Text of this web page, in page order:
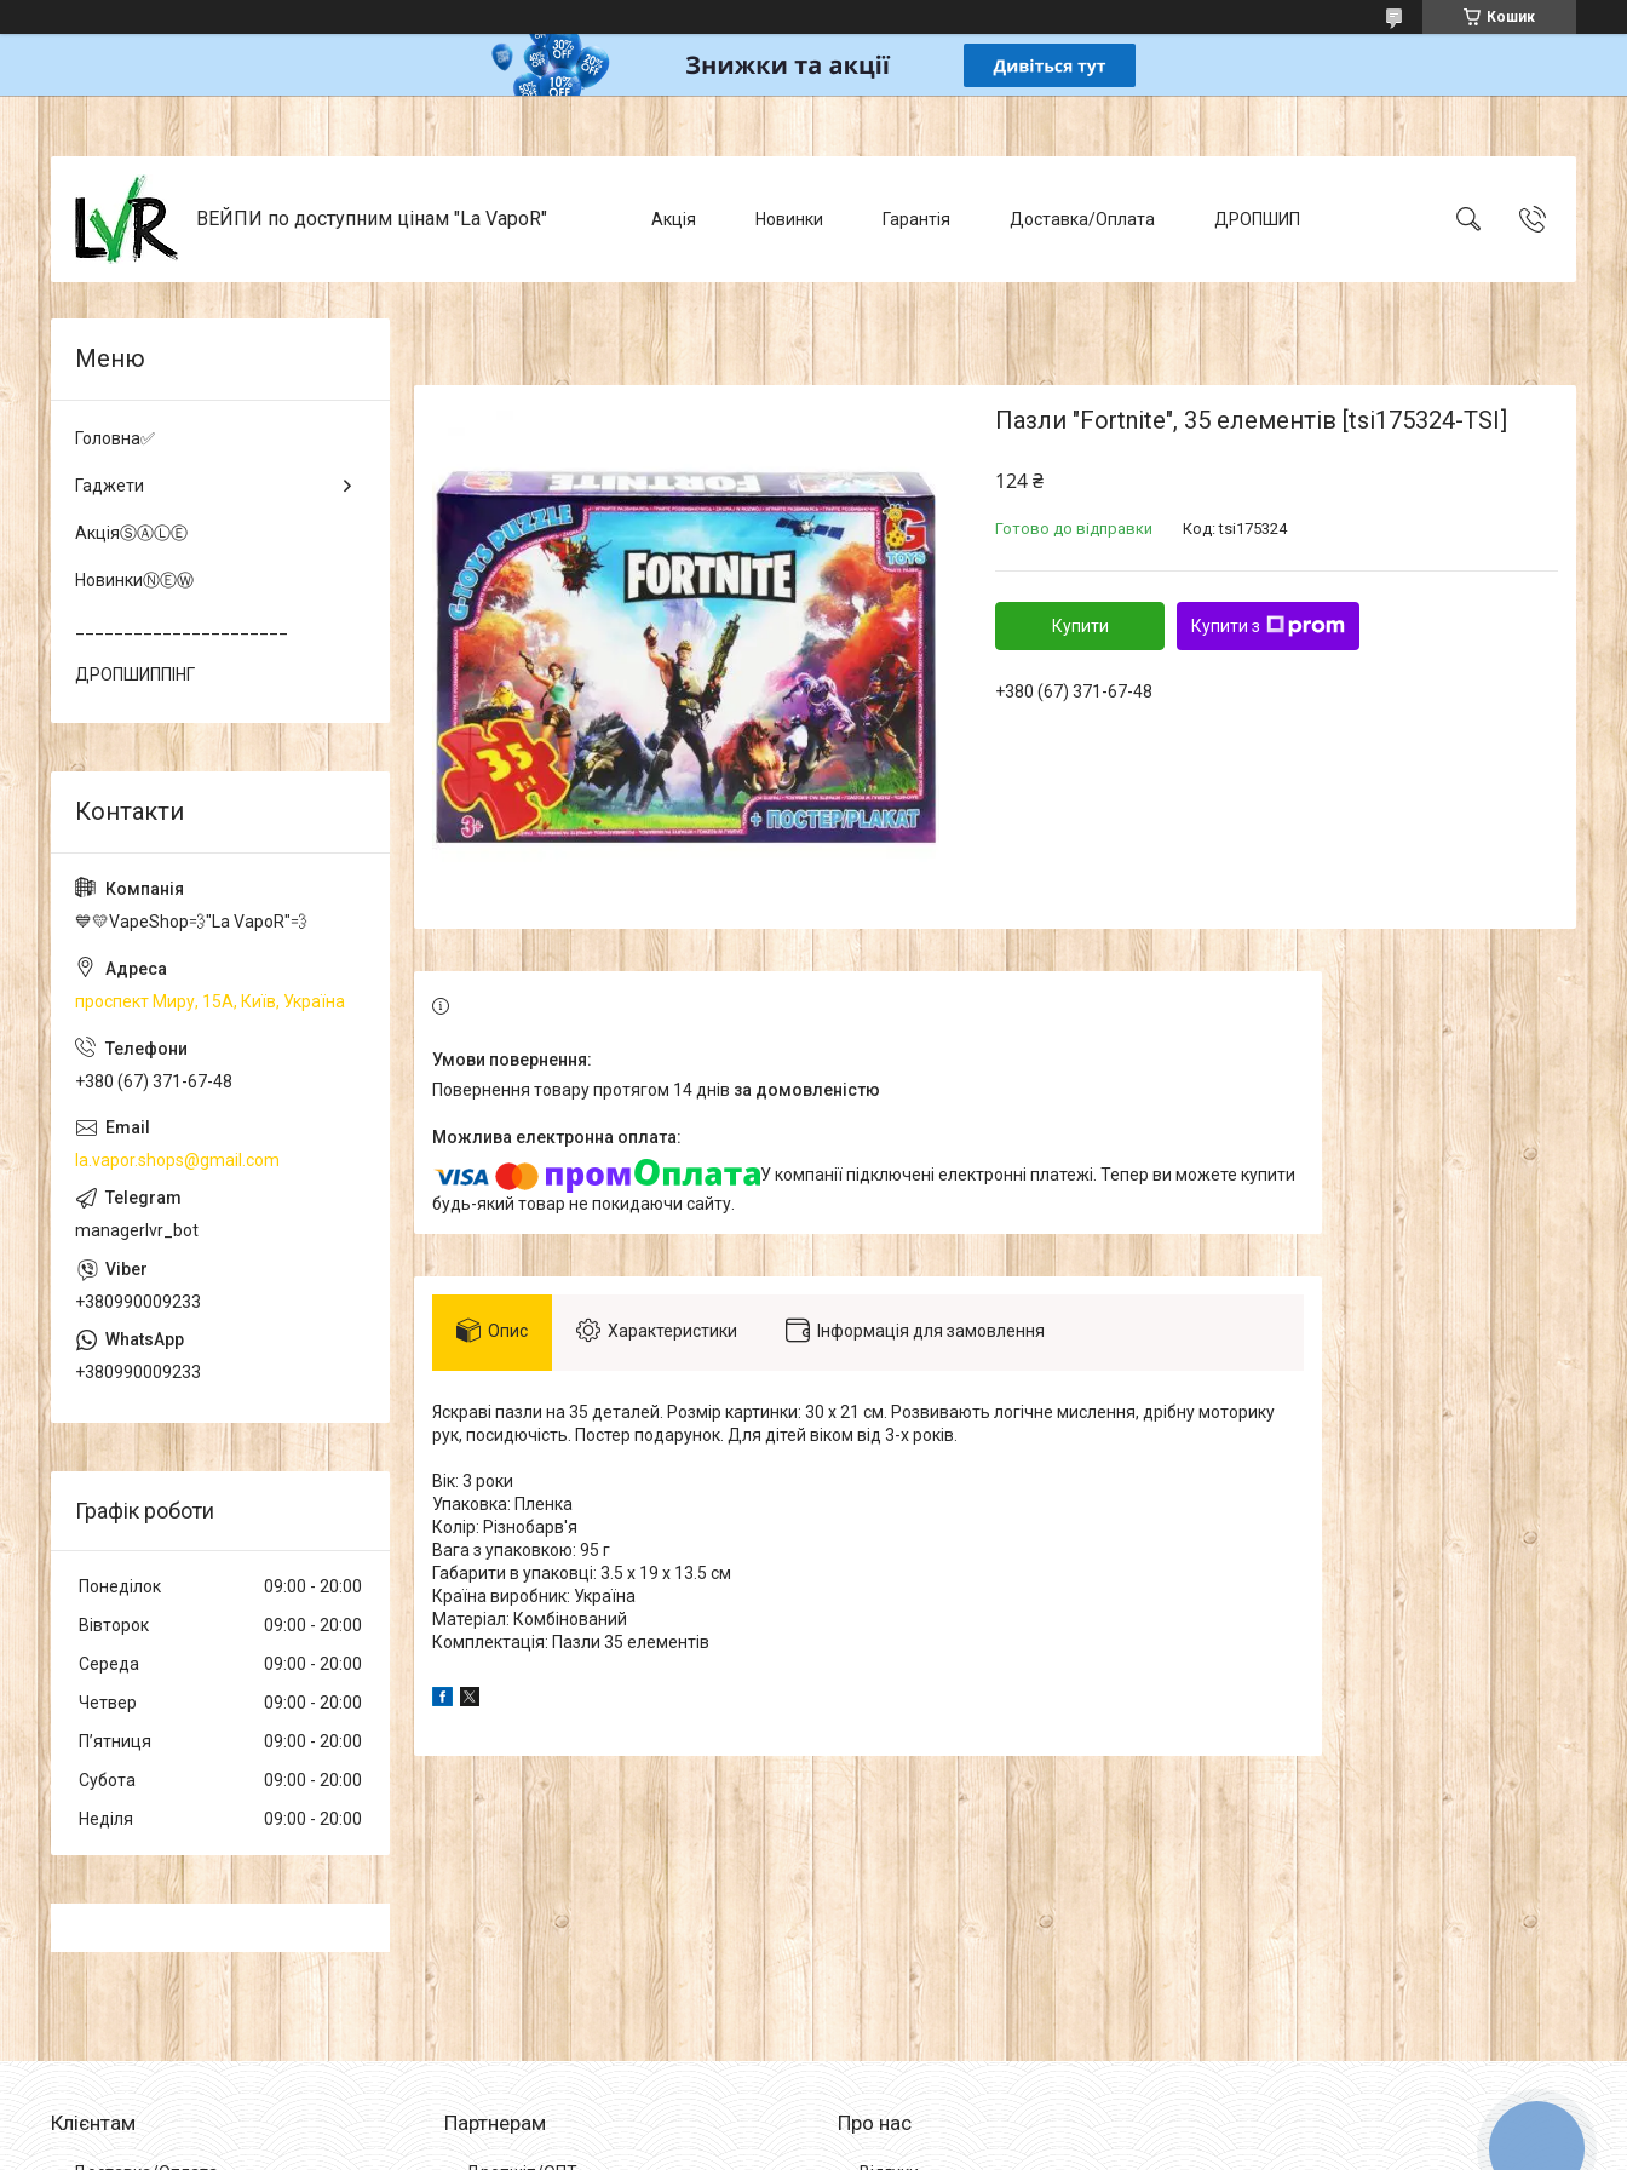
Кошик
ВЕЙПИ по доступним цінам "La VapoR" Акція Новинки Гарантія Доставка/Оплата ДРОПШИП
Пазли "Fortnite", 35 елементів [tsi175324-TSI]
124 ₴
Готово до відправки Код:tsi175324
Купити Купити з
+380 (67) 371-67-48
повернення товару протягом 14 днів за домовленістю
У компанії підключені електронні платежі. Тепер ви можете купити
будь-який товар не покидаючи сайту.
Опис Характеристики Інформація для замовлення
Яскраві пазли на 35 деталей. Розмір картинки: 30 х 21 см. Розвивають логічне мислення, дрібну моторику
рук, посидючість. Постер подарунок. Для дітей віком від 3-х років.
Вік: 3 роки
Упаковка: Пленка
Колір: Різнобарв'я
Вага з упаковкою: 95 г
Габарити в упаковці: 3.5 x 19 x 13.5 см
Країна виробник: Україна
Матеріал: Комбінований
Комплектація: Пазли 35 елементів
Головна✅
Гаджети
АкціяⓈⒶⓁⒺ
НовинкиⓃⒺⓌ
ДРОПШИППІНГ
💙💛VapeShop💨"La VapoR"💨
проспект Миру, 15А, Київ, Україна
+380 (67) 371-67-48
la.vapor.shops@gmail.com
managerlvr_bot
+380990009233
+380990009233
Графік роботи
Понеділок 09:00
20:00
Вівторок
09:00
20:00
Середа
09:00
20:00
Четвер
09:00
20:00
Пʼятниця
09:00
20:00
Субота
09:00
20:00
Неділя
09:00 20:00
Клієнтам Партнерам Про нас